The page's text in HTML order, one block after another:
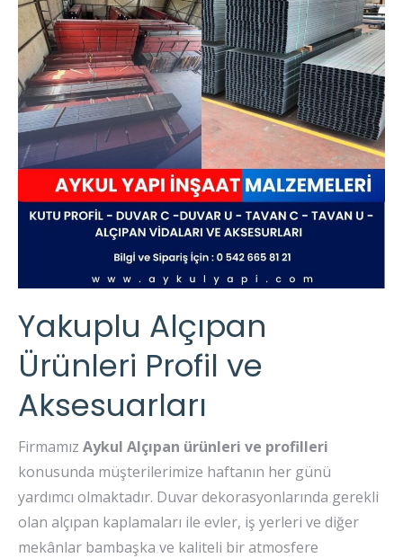
Yakuplu Alçıpan
Ürünleri Profil ve
Aksesuarları
Firmamız Aykul Alçıpan ürünleri ve profilleri
konusunda müşterilerimize haftanın her günü
yardımcı olmaktadır. Duvar dekorasyonlarında gerekli
olan alçıpan kaplamaları ile evler, iş yerleri ve diğer
mekânlar bambaşka ve kaliteli bir atmosfere